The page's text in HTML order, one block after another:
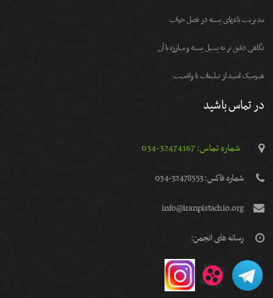
مديريت باغهای پسته در فصل خواب
نگاهی دقیق تر به پسیل پسته و مبارزه با آن
هیومیک اسید از تبلیغات تا واقعیت
در تماس باشید
شماره تماس: 32474167-034
شماره فاكس: 32478553-034
info@iranpistachio.org
رسانه های انجمن: